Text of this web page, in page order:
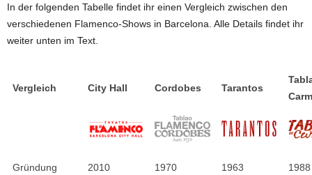
In der folgenden Tabelle findet ihr einen Vergleich zwischen den
verschiedenen Flamenco-Shows in Barcelona. Alle Details findet ihr
weiter unten im Text.
Vergleich City Hall Cordobes Tarantos
Gründung 2010 1970 1963 1988